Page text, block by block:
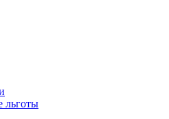
льготы